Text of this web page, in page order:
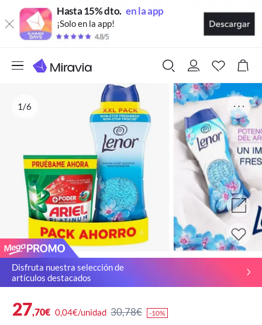
Hasta 15% dto. en la app
¡Solo en la app!
1/6
Disfruta nuestra selección de
artículos destacados
27,70€ 0,04€/unidad 30,78€ -10%